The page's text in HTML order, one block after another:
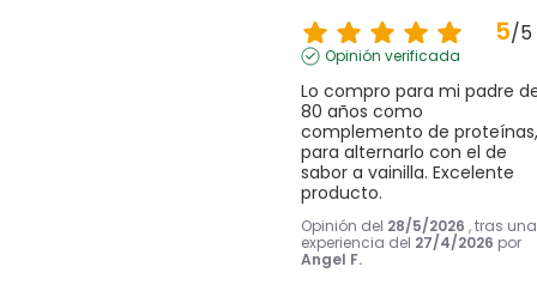
5/5
Opinión verificada
Lo compro para mi padre
80 años como
complemento de proteínas,
para alternarlo con el de
sabor a vainilla. Excelente
producto.
Opinión del 28/5/2026 , tras una
experiencia del 27/4/2026 por
Angel F.